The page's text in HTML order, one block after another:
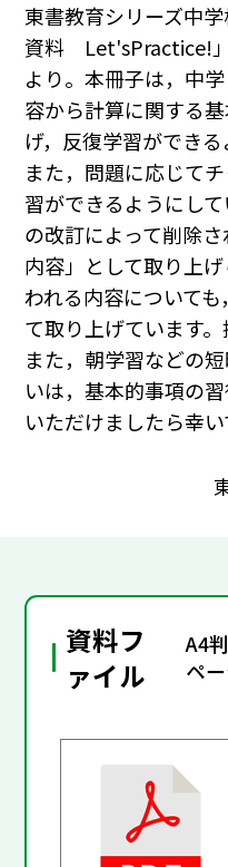
東書教育シリーズ中
資料 Let'sPractice!
より。本冊子は，中
容から計算に関する
げ，反復学習ができる
また，問題に応じて
習ができるようにし
の改訂によって削除
内容」として取り上
われる内容について
て取り上げています。
また，朝学習などの
いは，基本的事項の
いただけましたら幸い
資料フ
ァイル
A4
ペ